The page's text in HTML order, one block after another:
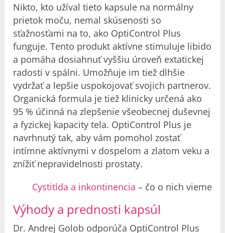
Nikto, kto užíval tieto kapsule na normálny
prietok moču, nemal skúsenosti so
sťažnosťami na to, ako OptiControl Plus
funguje. Tento produkt aktívne stimuluje libido
a pomáha dosiahnuť vyššiu úroveň extatickej
radosti v spálni. Umožňuje im tiež dlhšie
vydržať a lepšie uspokojovať svojich partnerov.
Organická formula je tiež klinicky určená ako
95 % účinná na zlepšenie všeobecnej duševnej
a fyzickej kapacity tela. OptiControl Plus je
navrhnutý tak, aby vám pomohol zostať
intímne aktívnymi v dospelom a zlatom veku a
znížiť nepravidelnosti prostaty.
Cystitída a inkontinencia – čo o nich vieme
Výhody a prednosti kapsúl
Dr. Andrej Golob odporúča OptiControl Plus